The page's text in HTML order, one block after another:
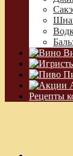
Сакэ
Рецепты